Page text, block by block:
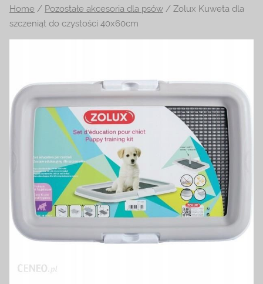
na
temat
terrarystyki
Zapraszamy!
Home / Pozostałe akcesoria dla psów / Zolux Kuweta dla
szczeniąt do czystości 40x60cm